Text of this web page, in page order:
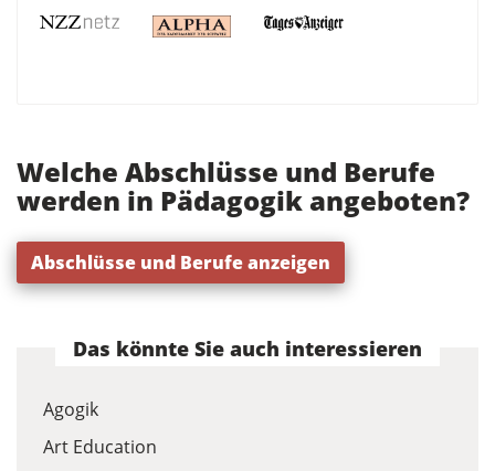
Welche Abschlüsse und Berufe
werden in Pädagogik angeboten?
Abschlüsse und Berufe anzeigen
Das könnte Sie auch interessieren
Agogik
Art Education